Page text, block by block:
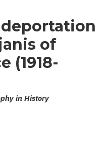
of
(1918-
in History